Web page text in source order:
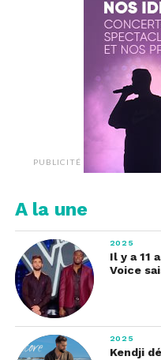
PUBLICITÉ
A la une
2025
Il y a 11
Voice
2025
Kendji